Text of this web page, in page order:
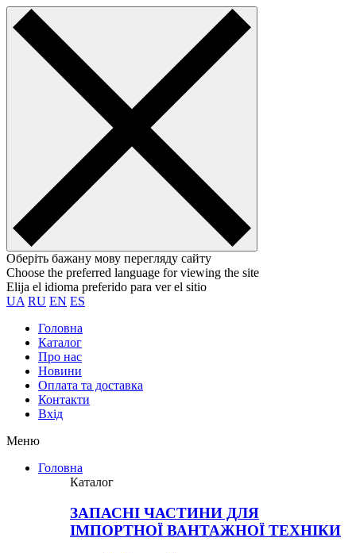
Оберіть бажану мову перегляду сайту
Choose the preferred language for viewing the site
Elija el idioma preferido para ver el sitio
UA RU EN ES
Головна
Каталог
Про нас
Новини
Оплата та доставка
Контакти
Вхiд
Меню
Головна
Каталог
ЗАПАСНІ ЧАСТИНИ ДЛЯ
ІМПОРТНОЇ ВАНТАЖНОЇ ТЕХНІКИ